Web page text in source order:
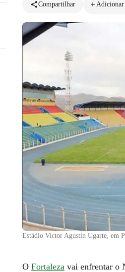
Compartilhar
Estádio Victor Agustin Ugarte, em
O Fortaleza vai enfrentar o